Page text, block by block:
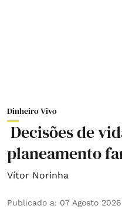
Dinheiro Vivo
Decisões de
planeamento
Vítor Norinha
Publicado a: 07 Agosto